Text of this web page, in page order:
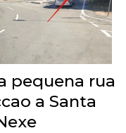
pequena rua
a Santa